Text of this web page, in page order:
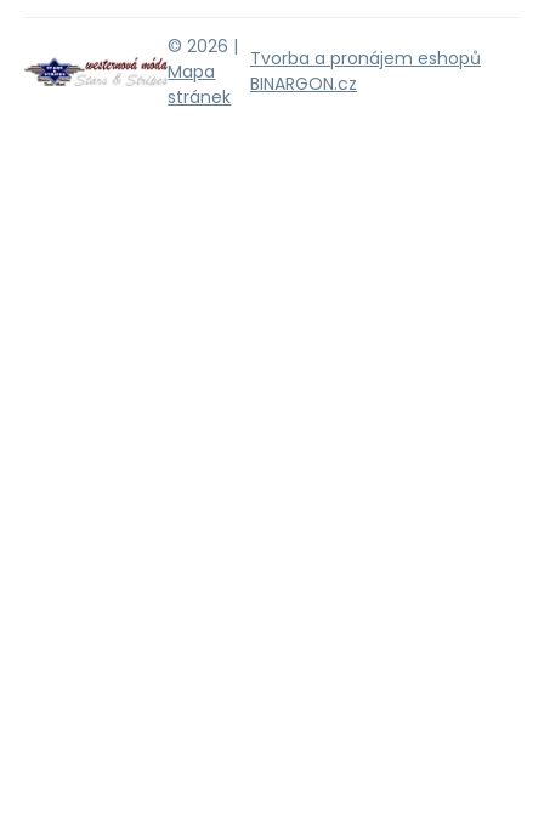
© 2026 |
Mapa
stránek
Tvorba a pronájem eshopů
BINARGON.cz